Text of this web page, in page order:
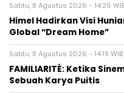
Sabtu, 8 Agustus 2026 - 14:26
Himel Hadirkan Visi
Global “Dream Home”
Sabtu, 8 Agustus 2026 - 14:19 WIB
FAMILIARITÉ: Ketika
Sebuah Karya Puitis